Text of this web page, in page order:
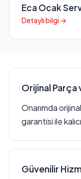
Eca Ocak
Detaylı bilgi →
Orijinal Parça
Onarımda
garantisi ile
Güvenilir